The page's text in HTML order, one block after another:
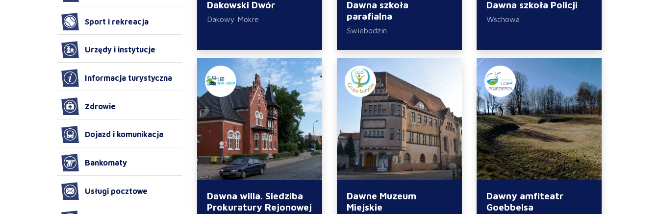
Dakowski Dwór
Dakowy Mokre
Dawna szkoła
parafialna
Świebodzin
Dawna szkoła Policji
Wschowa
Dawna willa. Siedziba
Prokuratury Rejonowej
Dawne Muzeum
Miejskie
Dawny amfiteatr
Goebbelsa
Sport i rekreacja
Urzędy i instytucje
Informacja turystyczna
Zdrowie
Dojazd i komunikacja
Bankomaty
Usługi pocztowe